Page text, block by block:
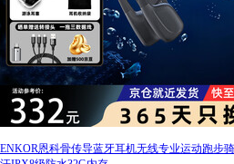
ENKOR恩科骨传导蓝牙耳机无线专业运动跑步